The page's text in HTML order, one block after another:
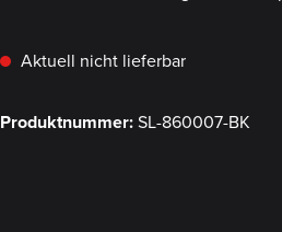
Aktuell nicht lieferbar
Produktnummer:SL-860007-BK